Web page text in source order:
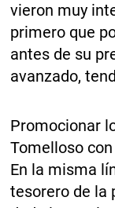
vieron muy
primero que
antes de su
avanzado,
Promocionar
Tomelloso
En la misma
tesorero de la